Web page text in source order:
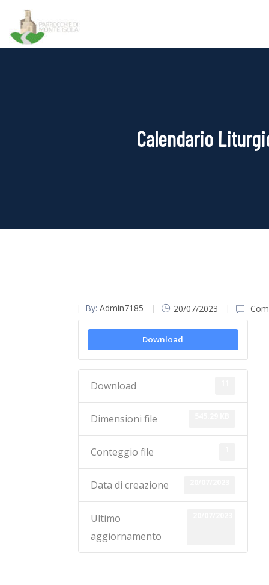
Calendario
By: Admin7185 20/07/2023
Download
Download
Dimensioni file
Conteggio file
Data di creazione
Ultimo
aggiornamento